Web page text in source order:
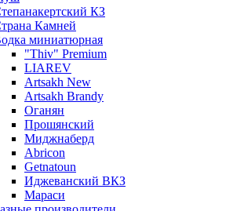
КЗ
Камней
миниатюрная
"Thiv" Premium
LIAREV
Artsakh New
Artsakh Brandy
Оганян
Прошянский
Миджнаберд
Abricon
Getnatoun
Иджеванский ВКЗ
Мараси